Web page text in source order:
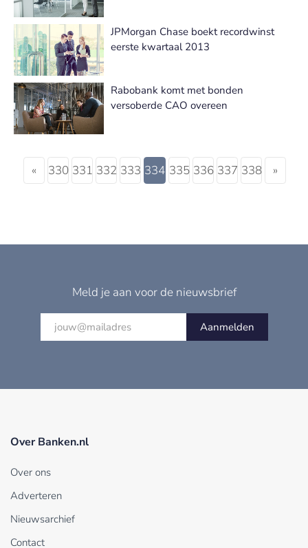
JPMorgan Chase boekt recordwinst
eerste kwartaal 2013
Rabobank komt met bonden
versoberde CAO overeen
« 330 331 332 333 334 335 336 337 338 »
Meld je aan voor de nieuwsbrief
Aanmelden
Over Banken.nl
Over ons
Adverteren
Nieuwsarchief
Contact